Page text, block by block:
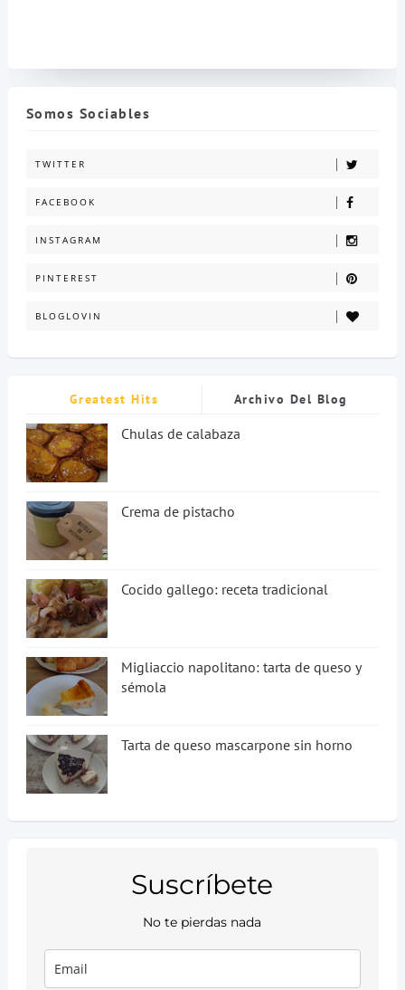
Somos Sociables
TWITTER
FACEBOOK
INSTAGRAM
PINTEREST
BLOGLOVIN
Greatest Hits Archivo Del Blog
Chulas de calabaza
Crema de pistacho
Cocido gallego: receta tradicional
Migliaccio napolitano: tarta de queso y
sémola
Tarta de queso mascarpone sin horno
Suscríbete
No te pierdas nada